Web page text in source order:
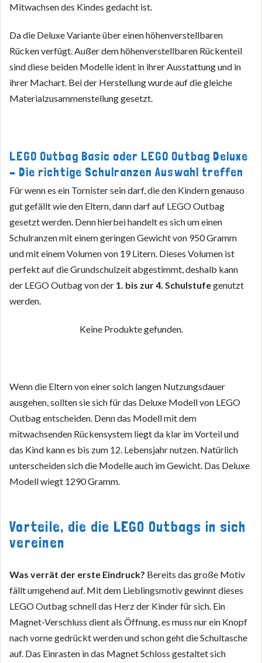
Mitwachsen des Kindes gedacht ist.
Da die Deluxe Variante über einen höhenverstellbaren
Rücken verfügt. Außer dem höhenverstellbaren Rückenteil
sind diese beiden Modelle ident in ihrer Ausstattung und in
ihrer Machart. Bei der Herstellung wurde auf die gleiche
Materialzusammenstellung gesetzt.
LEGO Outbag Basic oder LEGO Outbag Deluxe
– Die richtige Schulranzen Auswahl treffen
Für wenn es ein Tornister sein darf, die den Kindern genauso
gut gefällt wie den Eltern, dann darf auf LEGO Outbag
gesetzt werden. Denn hierbei handelt es sich um einen
Schulranzen mit einem geringen Gewicht von 950 Gramm
und mit einem Volumen von 19 Litern. Dieses Volumen ist
perfekt auf die Grundschulzeit abgestimmt, deshalb kann
der LEGO Outbag von der 1. bis zur 4. Schulstufegenutzt
werden.
Keine Produkte gefunden.
Wenn die Eltern von einer solch langen Nutzungsdauer
ausgehen, sollten sie sich für das Deluxe Modell von LEGO
Outbag entscheiden. Denn das Modell mit dem
mitwachsenden Rückensystem liegt da klar im Vorteil und
das Kind kann es bis zum 12. Lebensjahr nutzen. Natürlich
unterscheiden sich die Modelle auch im Gewicht. Das Deluxe
Modell wiegt 1290 Gramm.
Vorteile, die die LEGO Outbags in sich
vereinen
Was verrät der erste Eindruck? Bereits das große Motiv
fällt umgehend auf. Mit dem Lieblingsmotiv gewinnt dieses
LEGO Outbag schnell das Herz der Kinder für sich. Ein
Magnet-Verschluss dient als Öffnung, es muss nur ein Knopf
nach vorne gedrückt werden und schon geht die Schultasche
auf. Das Einrasten in das Magnet Schloss gestaltet sich